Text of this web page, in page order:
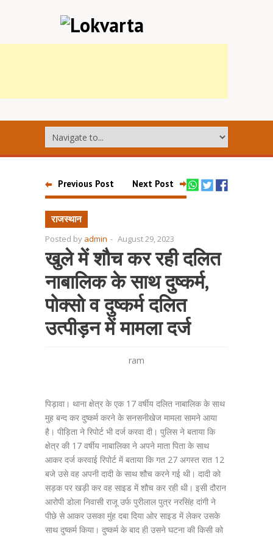
Previous Post Next Post
राजस्थान
Posted by admin - August 29, 2023
खुले में शौच कर रही दलित
नाबालिक के साथ दुष्कर्म,
पोक्सो व दुष्कर्म दलित
उत्पीड़न में मामला दर्ज
ram
पिड़ावा। थाना क्षेत्र के एक 17 वर्षीय दलित नाबालिक के साथ
मुह बन्द कर दुष्कर्म करने के सनसनीखेज मामला सामने आया
है। पीड़िता ने रिपोर्ट भी दर्ज करवा दी। पुलिस ने बताया कि
क्षेत्र की 17 वर्षीय नाबालिका ने अपने माता पिता के साथ
आकर दर्ज करवाई रिपोर्ट में बताया कि गत 27 अगस्त रात 12
बजे उसे वह अपनी दादी के साथ शौच करने गई थी। दादी को
सड़क पर खड़ी कर वह साइड में शौच कर रही थी। इसी दौरान
आरोपी डोला निवासी राजू उर्फ पुरीलाल पुत्र नरसिंह दांगी ने
पीछे से आकर उसका मुंह दबा दिया ओर साइड में लेकर उसके
साथ दुष्कर्म किया। दुष्कर्म के बाद ही उसने घटना की किसी को